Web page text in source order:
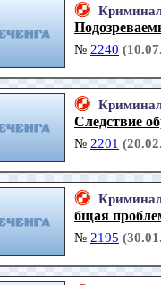
№ 2240
Следствие
№ 2201
бщая
№ 2195